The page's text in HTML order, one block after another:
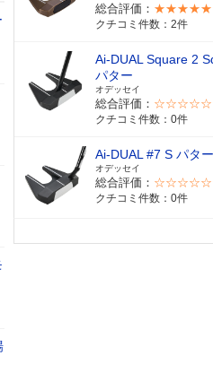
総合評価：
クチコミ件数：2件
Ai-DUAL Square 2
パター
オデッセイ
総合評価：
クチコミ件数：0件
Ai-DUAL #7 S パター
オデッセイ
総合評価：
クチコミ件数：0件